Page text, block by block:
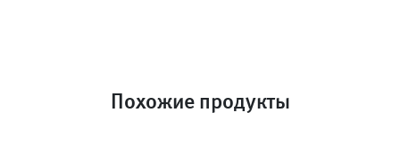
Похожие продукты